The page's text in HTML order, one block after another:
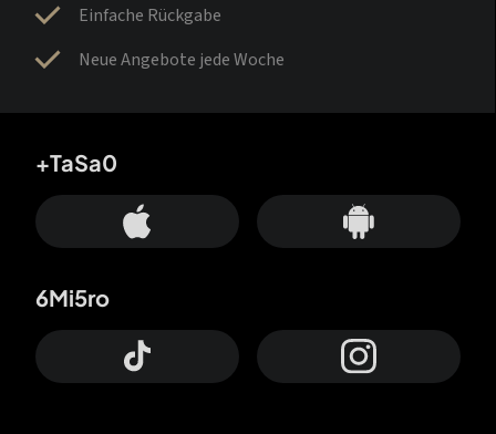
Einfache Rückgabe
Neue Angebote jede Woche
+TaSa0
6Mi5ro